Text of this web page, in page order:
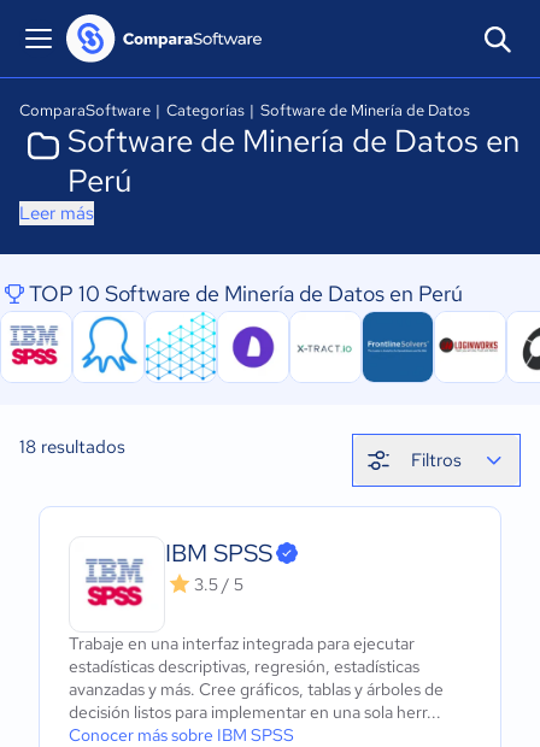
ComparaSoftware | Categorías | Software de Minería de Datos
Software de Minería de Datos en
Perú
Leer más
TOP 10 Software de Minería de Datos en Perú
18 resultados
Filtros
IBM SPSS
3.5 / 5
Trabaje en una interfaz integrada para ejecutar
estadísticas descriptivas, regresión, estadísticas
avanzadas y más. Cree gráficos, tablas y árboles de
decisión listos para implementar en una sola herr...
Conocer más sobre IBM SPSS